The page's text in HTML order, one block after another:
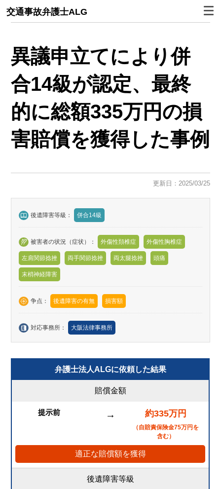
交通事故弁護士ALG
異議申立てにより併
合14級が認定、最終
的に総額335万円の損
害賠償を獲得した事例
更新日：2025/03/25
後遺障害等級： 併合14級
被害者の状況（症状）： 外傷性頚椎症 外傷性胸椎症
左肩関節捻挫 両手関節捻挫 両太腿捻挫 頭痛
末梢神経障害
争点： 後遺障害の有無 損害額
対応事務所： 大阪法律事務所
弁護士法人ALGに依頼した結果
賠償金額
提示前 → 約335万円
（自賠責保険金75万円を
含む）
適正な賠償額を獲得
後遺障害等級